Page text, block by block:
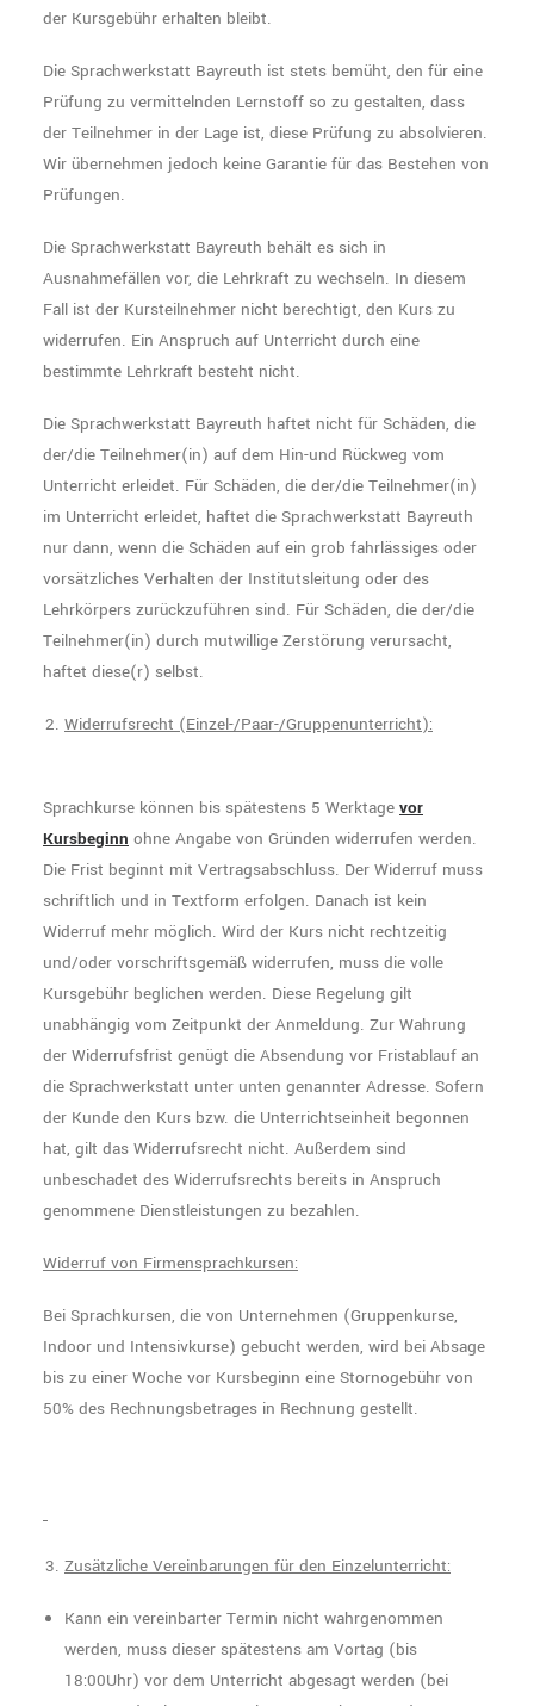
der Kursgebühr erhalten bleibt.
Die Sprachwerkstatt Bayreuth ist stets bemüht, den für eine
Prüfung zu vermittelnden Lernstoff so zu gestalten, dass
der Teilnehmer in der Lage ist, diese Prüfung zu absolvieren.
Wir übernehmen jedoch keine Garantie für das Bestehen von
Prüfungen.
Die Sprachwerkstatt Bayreuth behält es sich in
Ausnahmefällen vor, die Lehrkraft zu wechseln. In diesem
Fall ist der Kursteilnehmer nicht berechtigt, den Kurs zu
widerrufen. Ein Anspruch auf Unterricht durch eine
bestimmte Lehrkraft besteht nicht.
Die Sprachwerkstatt Bayreuth haftet nicht für Schäden, die
der/die Teilnehmer(in) auf dem Hin-und Rückweg vom
Unterricht erleidet. Für Schäden, die der/die Teilnehmer(in)
im Unterricht erleidet, haftet die Sprachwerkstatt Bayreuth
nur dann, wenn die Schäden auf ein grob fahrlässiges oder
vorsätzliches Verhalten der Institutsleitung oder des
Lehrkörpers zurückzuführen sind. Für Schäden, die der/die
Teilnehmer(in) durch mutwillige Zerstörung verursacht,
haftet diese(r) selbst.
Widerrufsrecht (Einzel-/Paar-/Gruppenunterricht):
Sprachkurse können bis spätestens 5 Werktage vor
Kursbeginn ohne Angabe von Gründen widerrufen werden.
Die Frist beginnt mit Vertragsabschluss. Der Widerruf muss
schriftlich und in Textform erfolgen. Danach ist kein
Widerruf mehr möglich. Wird der Kurs nicht rechtzeitig
und/oder vorschriftsgemäß widerrufen, muss die volle
Kursgebühr beglichen werden. Diese Regelung gilt
unabhängig vom Zeitpunkt der Anmeldung. Zur Wahrung
der Widerrufsfrist genügt die Absendung vor Fristablauf an
die Sprachwerkstatt unter unten genannter Adresse. Sofern
der Kunde den Kurs bzw. die Unterrichtseinheit begonnen
hat, gilt das Widerrufsrecht nicht. Außerdem sind
unbeschadet des Widerrufsrechts bereits in Anspruch
genommene Dienstleistungen zu bezahlen.
Widerruf von Firmensprachkursen:
Bei Sprachkursen, die von Unternehmen (Gruppenkurse,
Indoor und Intensivkurse) gebucht werden, wird bei Absage
bis zu einer Woche vor Kursbeginn eine Stornogebühr von
50% des Rechnungsbetrages in Rechnung gestellt.
Zusätzliche Vereinbarungen für den Einzelunterricht:
Kann ein vereinbarter Termin nicht wahrgenommen
werden, muss dieser spätestens am Vortag (bis
18:00Uhr) vor dem Unterricht abgesagt werden (bei